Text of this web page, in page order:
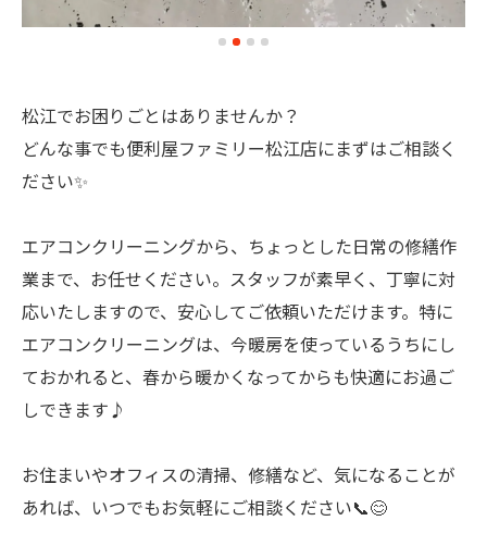
松江でお困りごとはありませんか？
どんな事でも便利屋ファミリー松江店にまずはご相談く
ださい✨
エアコンクリーニングから、ちょっとした日常の修繕作
業まで、お任せください。スタッフが素早く、丁寧に対
応いたしますので、安心してご依頼いただけます。特に
エアコンクリーニングは、今暖房を使っているうちにし
ておかれると、春から暖かくなってからも快適にお過ご
しできます♪
お住まいやオフィスの清掃、修繕など、気になることが
あれば、いつでもお気軽にご相談ください📞😊